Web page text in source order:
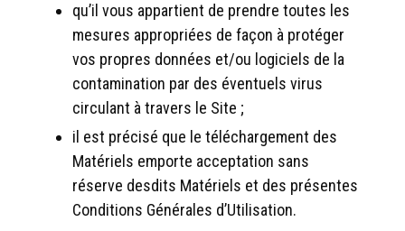
qu’il vous appartient de prendre toutes les
mesures appropriées de façon à protéger
vos propres données et/ou logiciels de la
contamination par des éventuels virus
circulant à travers le Site ;
il est précisé que le téléchargement des
Matériels emporte acceptation sans
réserve desdits Matériels et des présentes
Conditions Générales d’Utilisation.